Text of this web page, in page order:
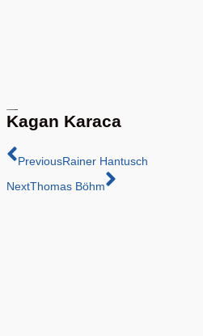
Kagan Karaca
PreviousRainer Hantusch
NextThomas Böhm